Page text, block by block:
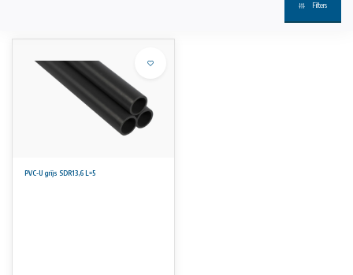
Filters
PVC-U grijs SDR13,6 L=5